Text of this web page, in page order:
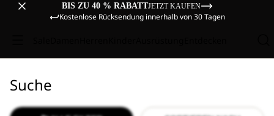
BIS ZU 40 % RABATTJETZT KAUFEN
Kostenlose Rücksendung innerhalb von 30 Tagen
Suche